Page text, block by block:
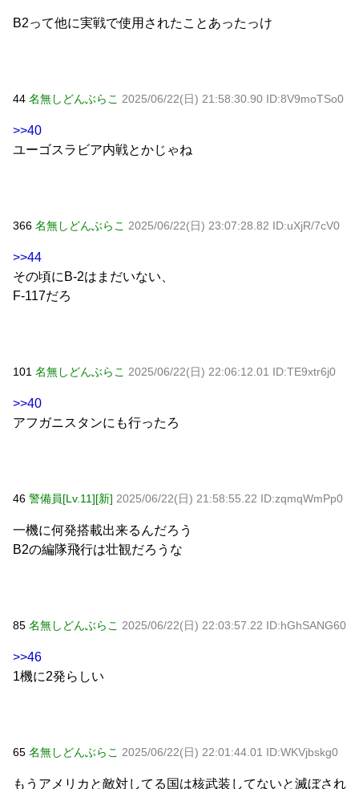
B2って他に実戦で使用されたことあったっけ
44 名無しどんぶらこ 2025/06/22(日) 21:58:30.90 ID:8V9moTSo0
>>40
ユーゴスラビア内戦とかじゃね
366 名無しどんぶらこ 2025/06/22(日) 23:07:28.82 ID:uXjR/7cV0
>>44
その頃にB-2はまだいない、
F-117だろ
101 名無しどんぶらこ 2025/06/22(日) 22:06:12.01 ID:TE9xtr6j0
>>40
アフガニスタンにも行ったろ
46 警備員[Lv.11][新] 2025/06/22(日) 21:58:55.22 ID:zqmqWmPp0
一機に何発搭載出来るんだろう
B2の編隊飛行は壮観だろうな
85 名無しどんぶらこ 2025/06/22(日) 22:03:57.22 ID:hGhSANG60
>>46
1機に2発らしい
65 名無しどんぶらこ 2025/06/22(日) 22:01:44.01 ID:WKVjbskg0
もうアメリカと敵対してる国は核武装してないと滅ぼされ